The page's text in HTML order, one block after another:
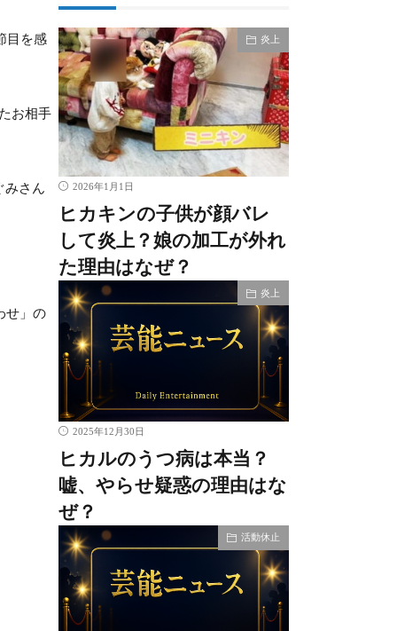
目を感
お相手
みさん
せ」の
炎上
2026年1月1日
ヒカキンの子供が顔バレ
して炎上？娘の加工が外れ
た理由はなぜ？
炎上
2025年12月30日
ヒカルのうつ病は本当？
嘘、やらせ疑惑の理由はな
ぜ？
活動休止